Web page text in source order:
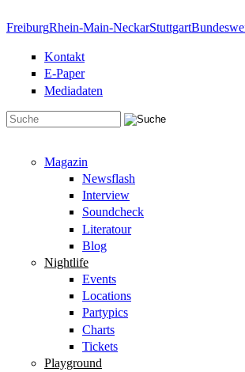
FreiburgRhein-Main-NeckarStuttgart
Kontakt
E-Paper
Mediadaten
Magazin
Newsflash
Interview
Soundcheck
Literatour
Blog
Nightlife
Events
Locations
Partypics
Charts
Tickets
Playground